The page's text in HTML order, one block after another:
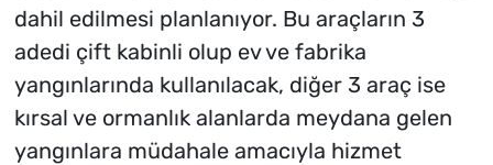
dahil edilmesi planlanıyor. Bu araçların 3
adedi çift kabinli olup ev ve fabrika
yangınlarında kullanılacak, diğer 3 araç ise
kırsal ve ormanlık alanlarda meydana gelen
yangınlara müdahale amacıyla hizmet